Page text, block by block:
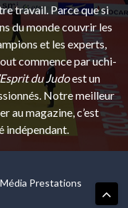
travail. Parce que si
du monde couvrir les
et les experts,
commence par uchi-
du Judoest un
Notre meilleur
au magazine, c’est
indépendant.
Média Prestations